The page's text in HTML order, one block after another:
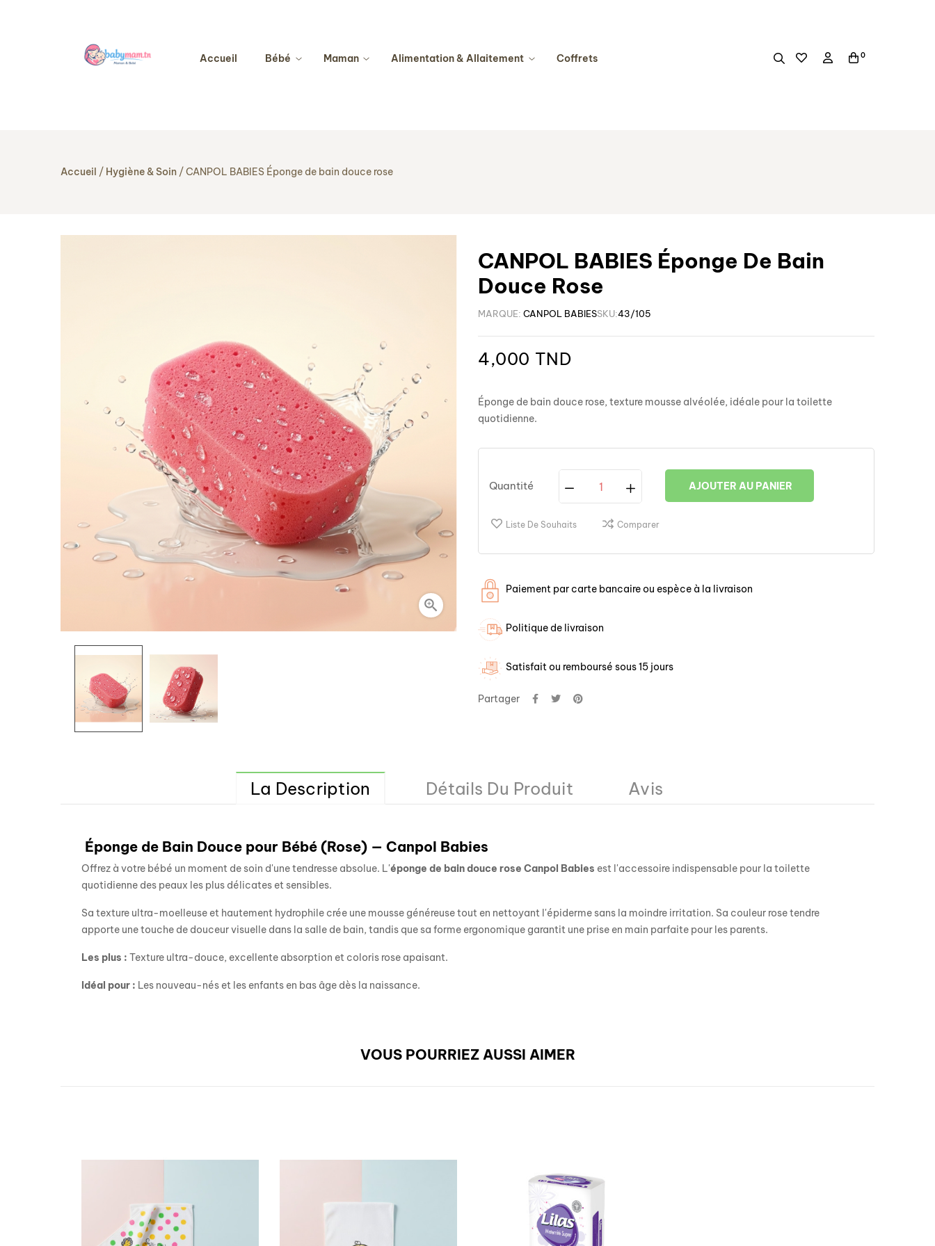
Accueil Bébé Maman Alimentation & Allaitement Coffrets 0
Accueil Hygiène & Soin CANPOL BABIES Éponge de bain douce rose

CANPOL BABIES Éponge De Bain
Douce Rose
MARQUE: CANPOL BABIESSKU:43/105
4,000 TND
Éponge de bain douce rose, texture mousse alvéolée, idéale pour la toilette
quotidienne.
Quantité AJOUTER AU PANIER
Liste De Souhaits Comparer
Paiement par carte bancaire ou espèce à la livraison
Politique de livraison
Satisfait ou remboursé sous 15 jours
Partager
La Description Détails Du Produit Avis
Éponge de Bain Douce pour Bébé (Rose) — Canpol Babies
Offrez à votre bébé un moment de soin d'une tendresse absolue. L'éponge de bain douce rose Canpol Babies est l'accessoire indispensable pour la toilette
quotidienne des peaux les plus délicates et sensibles.
Sa texture ultra-moelleuse et hautement hydrophile crée une mousse généreuse tout en nettoyant l'épiderme sans la moindre irritation. Sa couleur rose tendre
apporte une touche de douceur visuelle dans la salle de bain, tandis que sa forme ergonomique garantit une prise en main parfaite pour les parents.
Les plus : Texture ultra-douce, excellente absorption et coloris rose apaisant.
Idéal pour : Les nouveau-nés et les enfants en bas âge dès la naissance.
VOUS POURRIEZ AUSSI AIMER